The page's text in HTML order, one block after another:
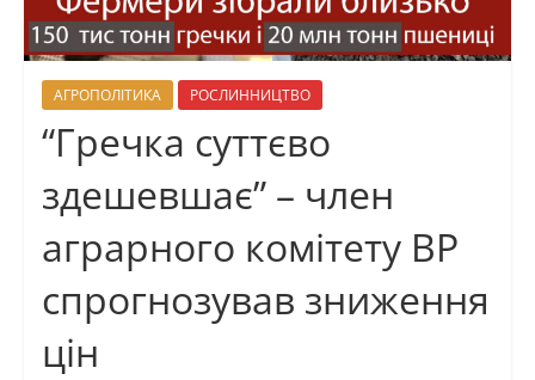
АГРОПОЛІТИКА РОСЛИННИЦТВО
“Гречка суттєво
здешевшає” – член
аграрного комітету ВР
спрогнозував зниження
цін